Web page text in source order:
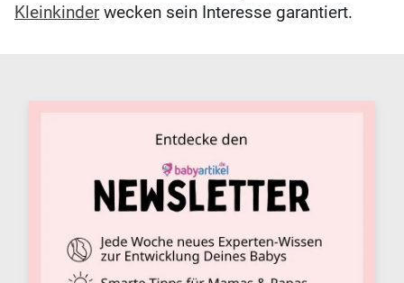
Kleinkinderwecken sein Interesse garantiert.